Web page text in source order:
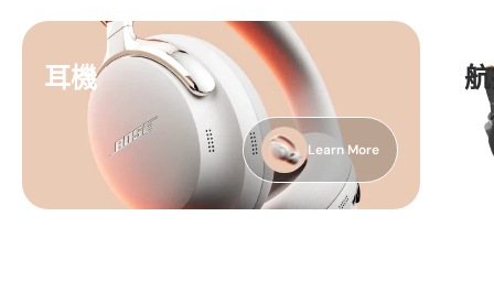
耳機
Learn More